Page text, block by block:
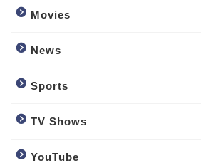
Movies
News
Sports
TV Shows
YouTube